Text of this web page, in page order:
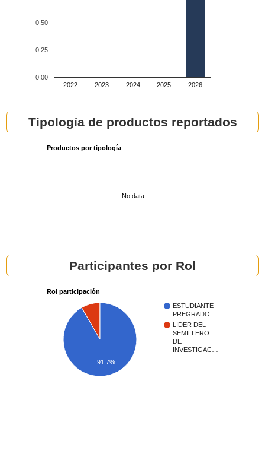
2022 2023 2024 2025 2026
0.00
0.25
0.50
Tipología de productos reportados
Productos por tipología
No data
Participantes por Rol
Rol participación
ESTUDIANTE
PREGRADO
LIDER DEL
SEMILLERO
DE
INVESTIGAC…
91.7%